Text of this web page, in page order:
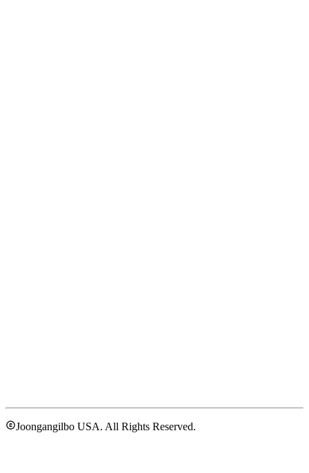
Joongangilbo USA. All Rights Reserved.